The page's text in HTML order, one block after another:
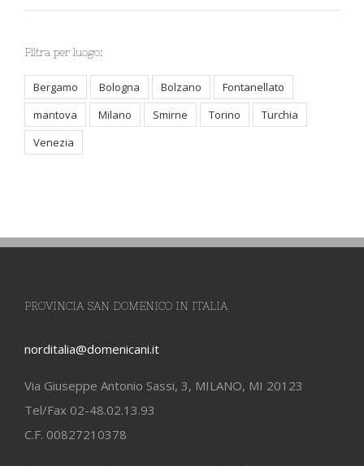
Filtra per luogo:
Bergamo Bologna Bolzano
Fontanellato
mantova
Milano Smirne Torino
Turchia
Venezia
PROVINCIA SAN DOMENICO IN ITALIA
norditalia@domenicani.it
Via Giuseppe Antonio Sassi, 3, MILANO, MI 20123
Tel/Fax 02-48.02.13.93
C.F. 00827210378